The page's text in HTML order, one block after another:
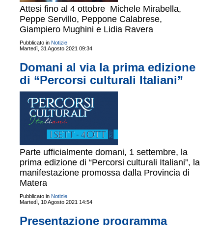
Attesi fino al 4 ottobre Michele Mirabella,
Peppe Servillo, Peppone Calabrese,
Giampiero Mughini e Lidia Ravera
Pubblicato in Notizie
Martedì, 31 Agosto 2021 09:34
Domani al via la prima edizione
di “Percorsi culturali Italiani”
Parte ufficialmente domani, 1 settembre, la
prima edizione di “Percorsi culturali Italiani”, la
manifestazione promossa dalla Provincia di
Matera
Pubblicato in Notizie
Martedì, 10 Agosto 2021 14:54
Presentazione programma